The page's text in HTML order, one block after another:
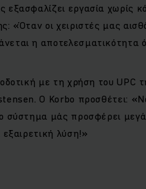
εργασία χωρίς
«Όταν οι χειριστές μας
η αποτελεσματικότητα
με τη χρήση του UPC
Ο Korbo προσθέτει:
σύστημα μάς προσφέρει
λύση!»